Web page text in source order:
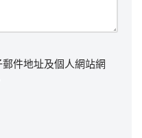
件地址及個人網站網